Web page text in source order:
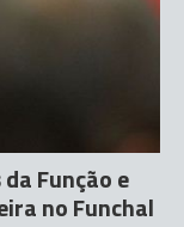
Função e
no Funchal